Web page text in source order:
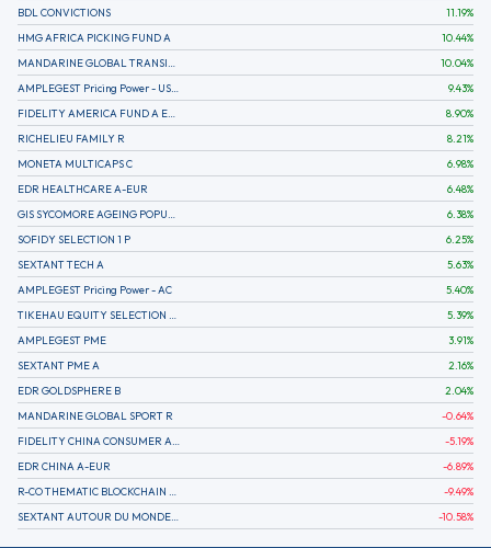
BDL CONVICTIONS
11.19%
HMG AFRICA PICKING FUND A
10.44%
MANDARINE GLOBAL TRANSITION R
10.04%
AMPLEGEST Pricing Power - US - AC
9.43%
FIDELITY AMERICA FUND A EUR (C)
8.90%
RICHELIEU FAMILY R
8.21%
MONETA MULTICAPS C
6.98%
EDR HEALTHCARE A-EUR
6.48%
GIS SYCOMORE AGEING POPULATION
6.38%
SOFIDY SELECTION 1 P
6.25%
SEXTANT TECH A
5.63%
AMPLEGEST Pricing Power - AC
5.40%
TIKEHAU EQUITY SELECTION R-Acc-EUR
5.39%
AMPLEGEST PME
3.91%
SEXTANT PME A
2.16%
EDR GOLDSPHERE B
2.04%
MANDARINE GLOBAL SPORT R
-0.64%
FIDELITY CHINA CONSUMER A EUR (C)
-5.19%
EDR CHINA A-EUR
-6.89%
R-CO THEMATIC BLOCKCHAIN GLOBAL EQU C EUR
-9.49%
SEXTANT AUTOUR DU MONDE A
-10.58%